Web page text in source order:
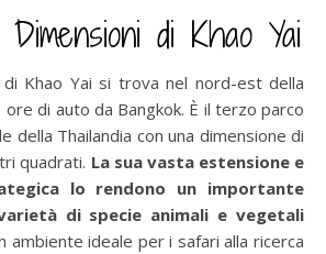
di Khao Yai
di Khao Yai si trova nel nord-est della
ore di auto da Bangkok. È il terzo parco
della Thailandia con una dimensione di
quadrati. La sua vasta estensione e
lo rendono un importante
di specie animali e vegetali
ambiente ideale per i safari alla ricerca